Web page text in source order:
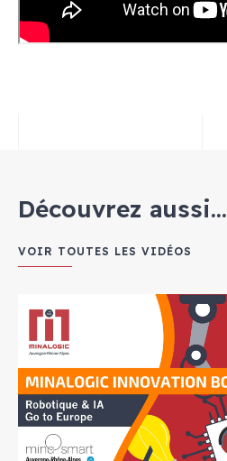
Découvrez aussi...
VOIR TOUTES LES VIDÉOS